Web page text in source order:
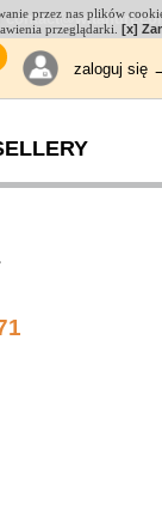
przez nas plików
przeglądarki. [x]
zaloguj się